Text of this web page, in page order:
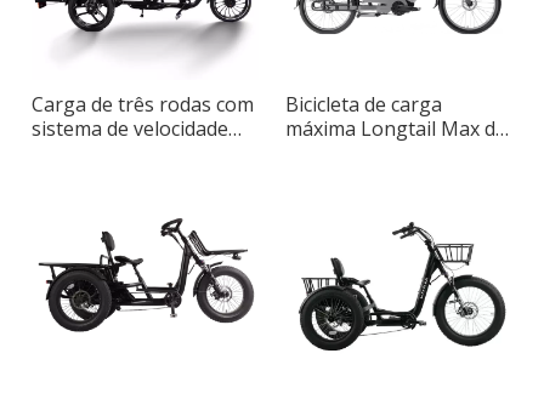
Carga de três rodas com
sistema de velocidade
Bicicleta de carga
máxima Longtail Max de
transporte urbano